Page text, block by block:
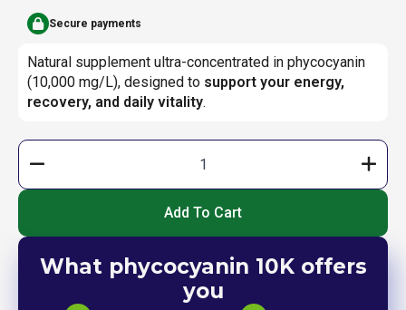
Secure payments
Natural supplement ultra-concentrated in phycocyanin
(10,000 mg/L), designed to support your energy,
recovery, and daily vitality.
quantity
of
Add To Cart
What phycocyanin 10K offers
you